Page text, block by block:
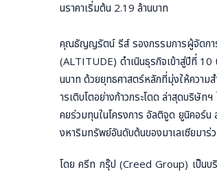
นราคาเริ่มต้น 2.19 ล้านบาท
คุณธัญญรัตน์ รีส์ รองกรรมการผู้จัดกา
(ALTITUDE) ดำเนินธุรกิจเข้าสู่ปีที่
นบาท ด้วยยุทธศาสตร์หลักที่มุ่งให้ความ
ารเติบโตอย่างก้าวกระโดด ล่าสุดบริษั
คยร่วมทุนในโครงการ อัลติจูด ยูนิคอร์
งหาริมทรัพย์อันดับต้นของมาเลเซียมาร่
โดย ครีท กรุ๊ป (Creed Group) เป็นบ